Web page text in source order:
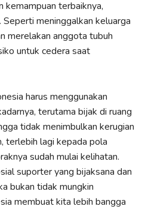
kemampuan terbaiknya,
meninggalkan keluarga
merelakan anggota tubuh
untuk cedera saat
harus menggunakan
terutama bijak di ruang
tidak menimbulkan kerugian
terlebih lagi kepada pola
sudah mulai kelihatan.
suporter yang bijaksana dan
bukan tidak mungkin
membuat kita lebih bangga